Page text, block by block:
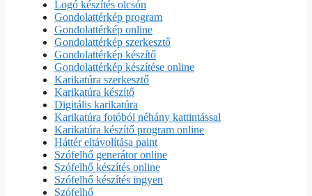
Logó készítés olcsón
Gondolattérkép program
Gondolattérkép online
Gondolattérkép szerkesztő
Gondolattérkép készítő
Gondolattérkép készítése online
Karikatúra szerkesztő
Karikatúra készítő
Digitális karikatúra
Karikatúra fotóból néhány kattintással
Karikatúra készítő program online
Háttér eltávolítása paint
Szófelhő generátor online
Szófelhő készítés online
Szófelhő készítés ingyen
Szófelhő